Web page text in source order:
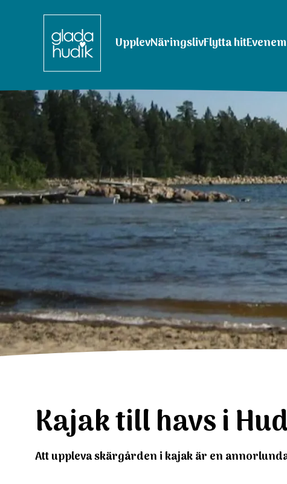
UpplevNäringslivFlytta hit
Kajak till havs i
Att uppleva skärgården i kajak är en